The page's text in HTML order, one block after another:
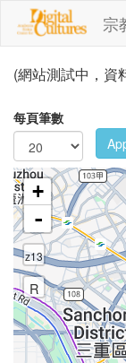
移至主內容
宗
(網站測試中，資
每頁筆數
+
-
z13
R